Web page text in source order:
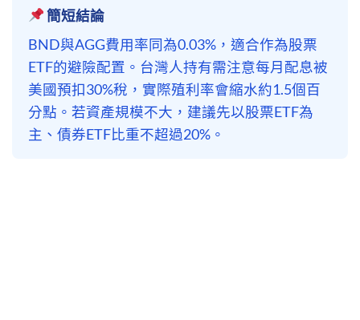
簡短結論
BND與AGG費用率同為0.03%，適合作為股票
ETF的避險配置。台灣人持有需注意每月配息被
美國預扣30%稅，實際殖利率會縮水約1.5個百
分點。若資產規模不大，建議先以股票ETF為
主、債券ETF比重不超過20%。